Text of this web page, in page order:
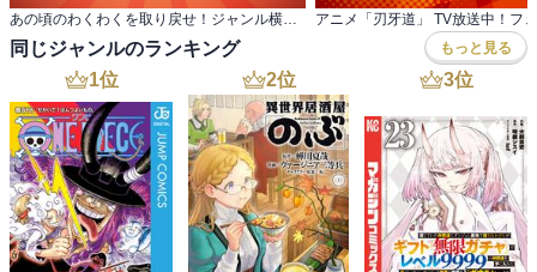
あの頃のわくわくを取り戻せ！ジャンル横断・ 大人の「夏休み欲張りコミック」大感謝祭 アニメ「刃牙道」 TV放送中！フ
同じジャンルのランキング もっと見る
1位 2位 3位